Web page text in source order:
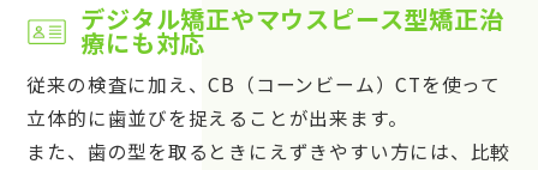
デジタル矯正やマウスピース型矯正治
療にも対応
従来の検査に加え、CB（コーンビーム）CTを使って
立体的に歯並びを捉えることが出来ます。
また、歯の型を取るときにえずきやすい方には、比較